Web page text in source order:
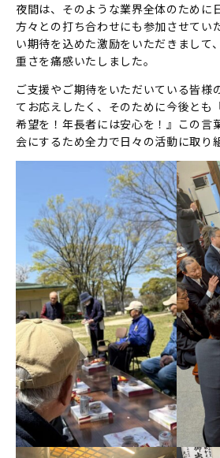
夜間は、そのような業界全体のために
方々との打ち合わせにも参加させてい
い期待を込めた激励をいただきまして
重さを痛感いたしました。
ご支援やご期待をいただいている皆様
てお応えしたく、そのために今後とも
希望を！年長者には安心を！』この言
会にするため全力で日々の活動に取り